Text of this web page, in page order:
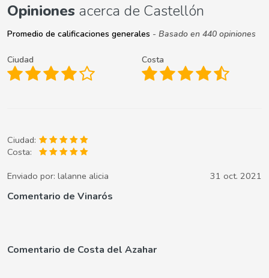
Opiniones acerca de Castellón
Promedio de calificaciones generales - Basado en 440 opiniones
Ciudad Costa
Ciudad:
Costa:
Enviado por: lalanne alicia 31 oct. 2021
Comentario de Vinarós
Comentario de Costa del Azahar